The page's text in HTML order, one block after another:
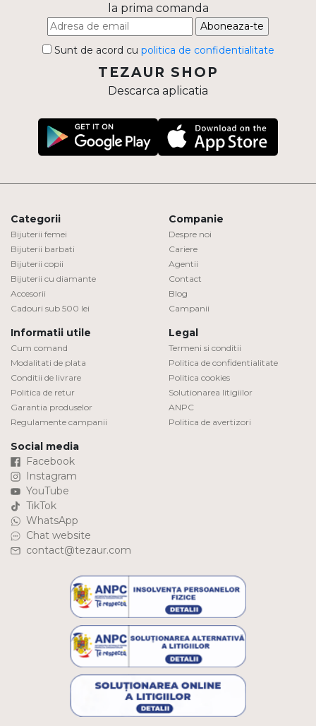
la prima comanda
Aboneaza-te
Sunt de acord cu politica de confidentialitate
TEZAUR SHOP
Descarca aplicatia
Categorii
Bijuterii femei
Bijuterii barbati
Bijuterii copii
Bijuterii cu diamante
Accesorii
Cadouri sub 500 lei
Companie
Despre noi
Cariere
Agentii
Contact
Blog
Campanii
Informatii utile
Cum comand
Modalitati de plata
Conditii de livrare
Politica de retur
Garantia produselor
Regulamente campanii
Legal
Termeni si conditii
Politica de confidentialitate
Politica cookies
Solutionarea litigiilor
ANPC
Politica de avertizori
Social media
Facebook
Instagram
YouTube
TikTok
WhatsApp
Chat website
contact@tezaur.com